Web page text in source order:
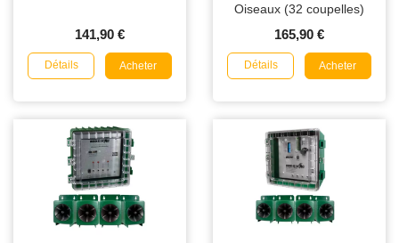
141,90 €
Détails Acheter
Oiseaux (32 coupelles)
165,90 €
Détails Acheter